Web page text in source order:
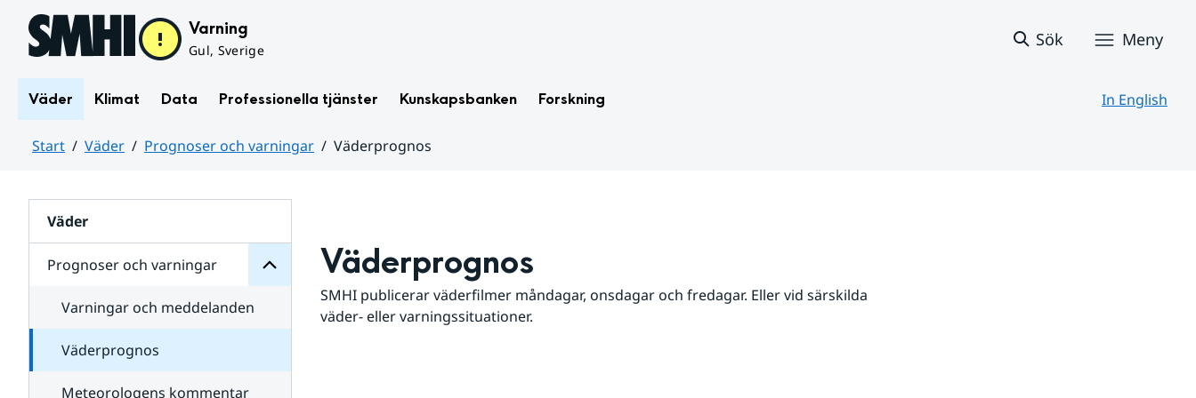
Hoppa till sidans innehåll Varning
Gul, Sverige
Sök Meny
Väder Klimat Data Professionella tjänster Kunskapsbanken Forskning In English
Start Väder Prognoser och varningar
Väderprognos
Väder
Prognoser och varningar
för
varningar
Varningar och meddelanden
Väderprognos
Meteorologens kommentar
Väderprognos
SMHI publicerar väderfilmer måndagar, onsdagar och fredagar. Eller vid särskilda
väder- eller varningssituationer.